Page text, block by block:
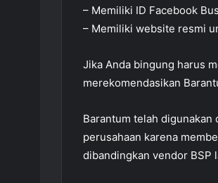
– Memiliki ID Facebook
– Memiliki website resmi
Jika Anda bingung harus
merekomendasikan
Barantum telah
perusahaan karena
dibandingkan vendor BSP